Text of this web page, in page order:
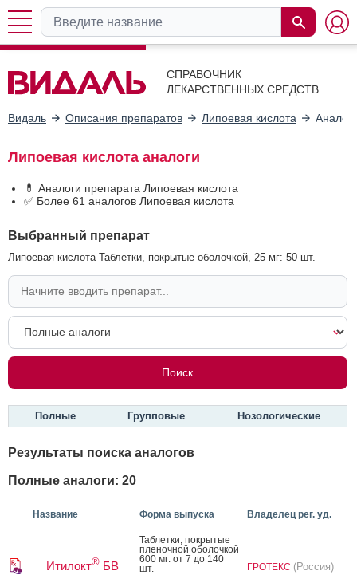
СПРАВОЧНИК
ЛЕКАРСТВЕННЫХ СРЕДСТВ
Видаль Описания препаратов Липоевая кислота
Липоевая кислота аналоги
💊 Аналоги препарата Липоевая кислота
✅ Более 61 аналогов Липоевая кислота
Выбранный препарат
Липоевая кислота Таблетки, покрытые оболочкой, 25 мг: 50 шт.
Полные Групповые Нозологические
Результаты поиска аналогов
Полные аналоги: 20
Название Форма выпуска Владелец рег. уд.
Итилокт®БВ
Таб­летки, пок­ры­тые
пле­ноч­ной обо­лоч­кой
600 мг: от 7 до 140
шт.
ГРОТЕКС (Россия)